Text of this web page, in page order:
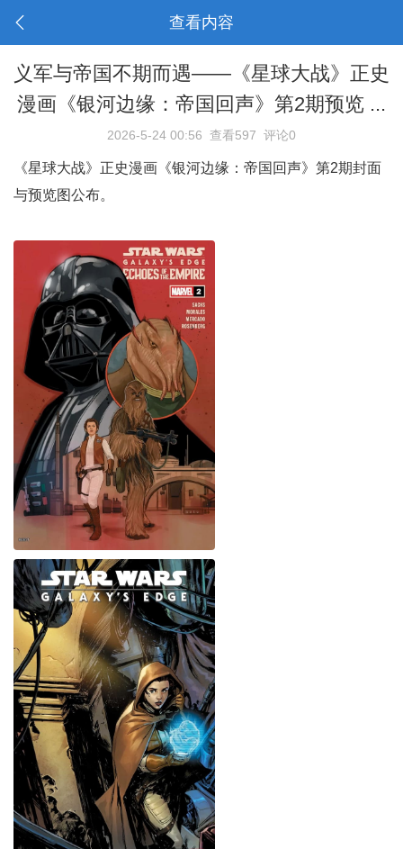
查看内容
义军与帝国不期而遇——《星球大战》正史
漫画《银河边缘：帝国回声》第2期预览 ...
2026-5-24 00:56 查看597 评论0
《星球大战》正史漫画《银河边缘：帝国回声》第2期封面
与预览图公布。